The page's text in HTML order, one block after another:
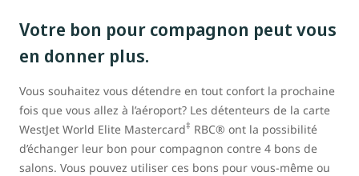
Votre bon pour compagnon peut vous
en donner plus.
Vous souhaitez vous détendre en tout confort la prochaine
fois que vous allez à l’aéroport? Les détenteurs de la carte
WestJet World Elite Mastercard‡ RBC® ont la possibilité
d’échanger leur bon pour compagnon contre 4 bons de
salons. Vous pouvez utiliser ces bons pour vous-même ou